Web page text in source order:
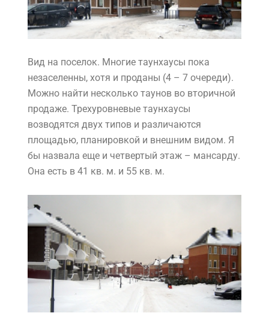
Вид на поселок. Многие таунхаусы пока
незаселенны, хотя и проданы (4 – 7 очереди).
Можно найти несколько таунов во вторичной
продаже. Трехуровневые таунхаусы
возводятся двух типов и различаются
площадью, планировкой и внешним видом. Я
бы назвала еще и четвертый этаж – мансарду.
Она есть в 41 кв. м. и 55 кв. м.